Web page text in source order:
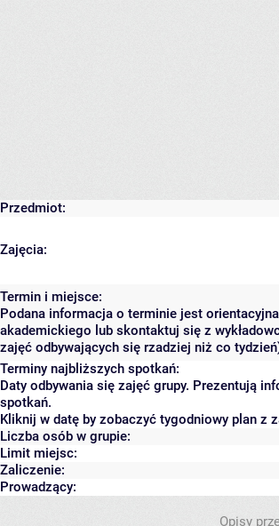
Przedmiot:
Zajęcia:
Termin i miejsce:
Podana informacja o terminie jest
akademickiego lub skontaktuj się z
zajęć odbywających się rzadziej niż co
Terminy najbliższych spotkań:
Daty odbywania się zajęć grupy. Prezentują
spotkań.
Kliknij w datę by zobaczyć tygodniowy plan z
Liczba osób w grupie:
Limit miejsc:
Zaliczenie:
Prowadzący:
Opisy